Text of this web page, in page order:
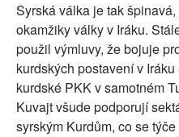
Syrská válka je tak
okamžiky války v Iráku.
použil výmluvy, že bojuje
kurdských postavení v
kurdské PKK v samotném
Kuvajt všude podporují
syrským Kurdům, co se